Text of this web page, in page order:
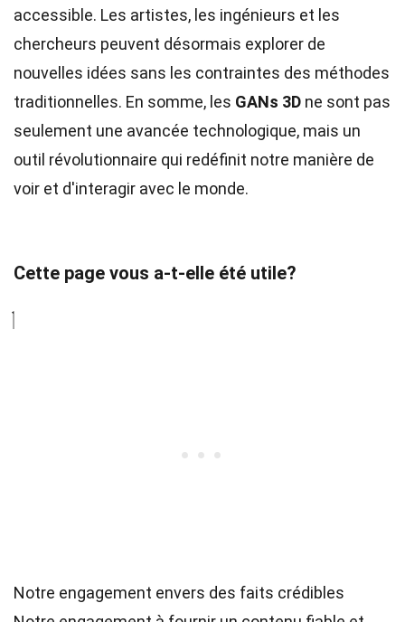
accessible. Les artistes, les ingénieurs et les
chercheurs peuvent désormais explorer de
nouvelles idées sans les contraintes des méthodes
traditionnelles. En somme, les GANs 3D ne sont pas
seulement une avancée technologique, mais un
outil révolutionnaire qui redéfinit notre manière de
voir et d'interagir avec le monde.
Cette page vous a-t-elle été utile?
Notre engagement envers des faits crédibles